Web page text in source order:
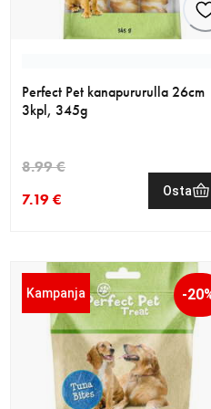
Perfect Pet kanapururulla 26cm
3kpl, 345g
7.19 €
8.99 €
Osta
Kampanja -